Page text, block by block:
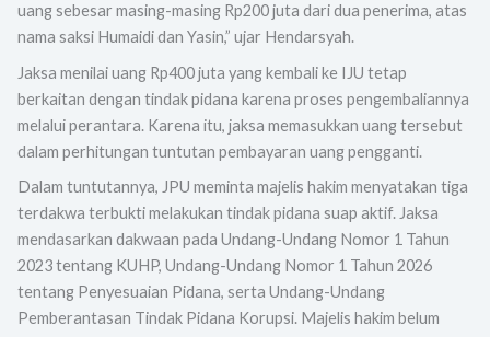
uang sebesar masing-masing Rp200 juta dari dua penerima, atas
nama saksi Humaidi dan Yasin,” ujar Hendarsyah.
Jaksa menilai uang Rp400 juta yang kembali ke IJU tetap
berkaitan dengan tindak pidana karena proses pengembaliannya
melalui perantara. Karena itu, jaksa memasukkan uang tersebut
dalam perhitungan tuntutan pembayaran uang pengganti.
Dalam tuntutannya, JPU meminta majelis hakim menyatakan tiga
terdakwa terbukti melakukan tindak pidana suap aktif. Jaksa
mendasarkan dakwaan pada Undang-Undang Nomor 1 Tahun
2023 tentang KUHP, Undang-Undang Nomor 1 Tahun 2026
tentang Penyesuaian Pidana, serta Undang-Undang
Pemberantasan Tindak Pidana Korupsi. Majelis hakim belum